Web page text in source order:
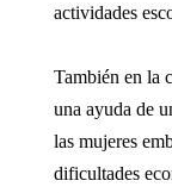
actividades
También en la
una ayuda de
las mujeres
dificultades